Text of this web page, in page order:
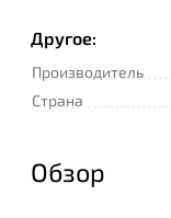
Другое:
Производитель
Страна
Обзор